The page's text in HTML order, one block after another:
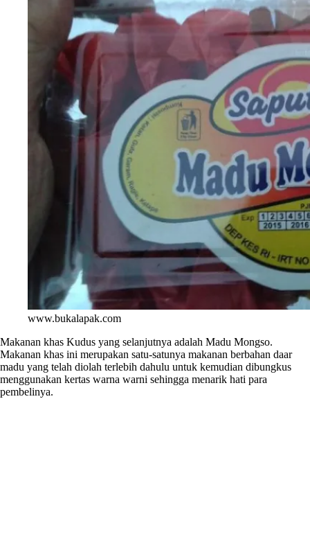
www.bukalapak.com
Makanan khas Kudus yang selanjutnya adalah Madu Mongso.
Makanan khas ini merupakan satu-satunya makanan berbahan daar
madu yang telah diolah terlebih dahulu untuk kemudian dibungkus
menggunakan kertas warna warni sehingga menarik hati para
pembelinya.